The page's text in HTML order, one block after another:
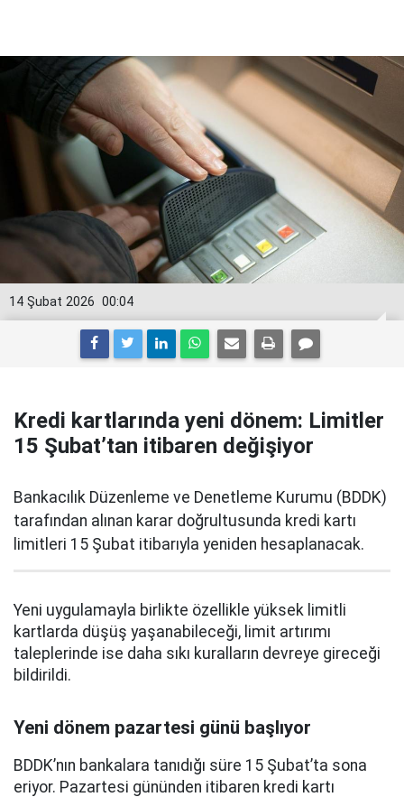
00:04
14 Şubat 2026
Kredi kartlarında yeni dönem: Limitler
15 Şubat’tan itibaren değişiyor
Bankacılık Düzenleme ve Denetleme Kurumu (BDDK)
tarafından alınan karar doğrultusunda kredi kartı
limitleri 15 Şubat itibarıyla yeniden hesaplanacak.
Yeni uygulamayla birlikte özellikle yüksek limitli
kartlarda düşüş yaşanabileceği, limit artırımı
taleplerinde ise daha sıkı kuralların devreye gireceği
bildirildi.
Yeni dönem pazartesi günü başlıyor
BDDK’nın bankalara tanıdığı süre 15 Şubat’ta sona
eriyor. Pazartesi gününden itibaren kredi kartı